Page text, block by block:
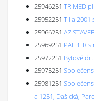
25946251 TRIMED
25952251 Tilia 2001
25966251 AZ
25969251 PALBER
25972251 Bytové
25975251
25981251
a 1251, Dašická,